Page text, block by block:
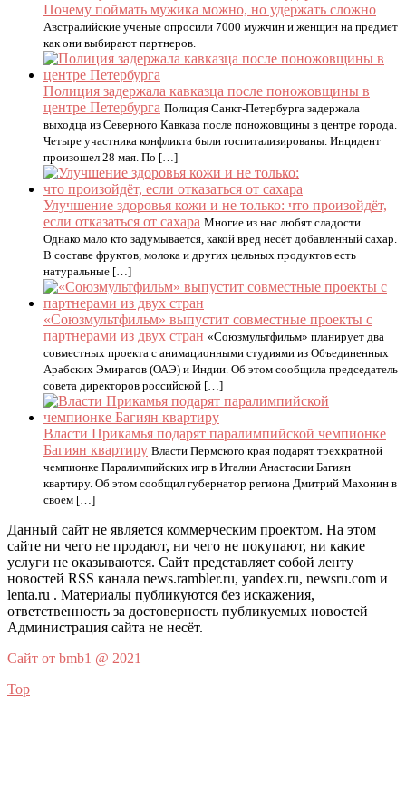
Почему поймать мужика можно, но удержать сложно
Австралийские ученые опросили 7000 мужчин и женщин на предмет
как они выбирают партнеров.
Полиция задержала кавказца после поножовщины в
центре Петербурга Полиция Санкт-Петербурга задержала
выходца из Северного Кавказа после поножовщины в центре города.
Четыре участника конфликта были госпитализированы. Инцидент
произошел 28 мая. По […]
Улучшение здоровья кожи и не только: что произойдёт,
если отказаться от сахара Многие из нас любят сладости.
Однако мало кто задумывается, какой вред несёт добавленный сахар.
В составе фруктов, молока и других цельных продуктов есть
натуральные […]
«Союзмультфильм» выпустит совместные проекты с
партнерами из двух стран «Союзмультфильм» планирует два
совместных проекта с анимационными студиями из Объединенных
Арабских Эмиратов (ОАЭ) и Индии. Об этом сообщила председатель
совета директоров российской […]
Власти Прикамья подарят паралимпийской чемпионке
Багиян квартиру Власти Пермского края подарят трехкратной
чемпионке Паралимпийских игр в Италии Анастасии Багиян
квартиру. Об этом сообщил губернатор региона Дмитрий Махонин в
своем […]
Данный сайт не является коммерческим проектом. На этом
сайте ни чего не продают, ни чего не покупают, ни какие
услуги не оказываются. Сайт представляет собой ленту
новостей RSS канала news.rambler.ru, yandex.ru, newsru.com и
lenta.ru . Материалы публикуются без искажения,
ответственность за достоверность публикуемых новостей
Администрация сайта не несёт.
Сайт от bmb1 @ 2021
Top